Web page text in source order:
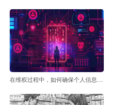
在维权过程中，如何确保个人信息不被滥用